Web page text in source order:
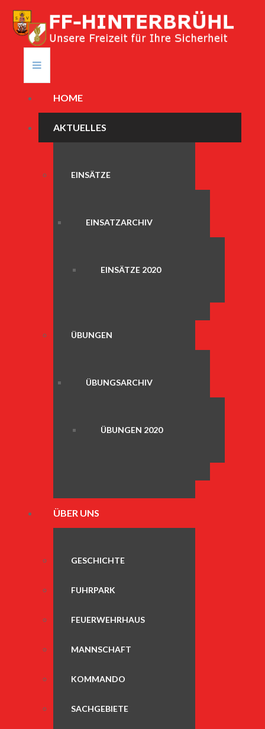
HOME
AKTUELLES
EINSÄTZE
EINSATZARCHIV
EINSÄTZE 2020
ÜBUNGEN
ÜBUNGSARCHIV
ÜBUNGEN 2020
ÜBER UNS
GESCHICHTE
FUHRPARK
FEUERWEHRHAUS
MANNSCHAFT
KOMMANDO
SACHGEBIETE